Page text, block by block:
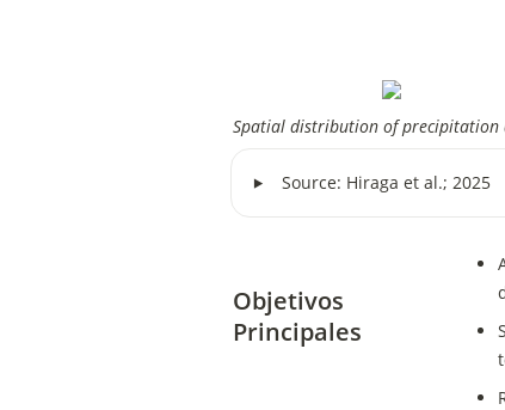
Spatial distribution of precipitation
‣ Source: Hiraga et al.; 2025
Objetivos
Principales